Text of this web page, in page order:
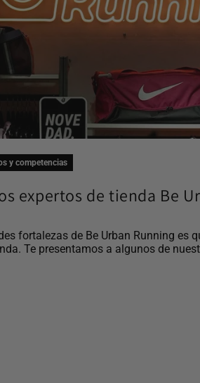
y competencias
expertos de tienda Be
fortalezas de Be Urban Running es
Te presentamos a algunos de